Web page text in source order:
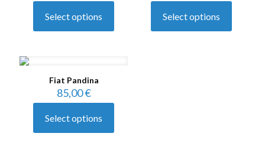
Select options Select options
Fiat Pandina
85,00€
Select options